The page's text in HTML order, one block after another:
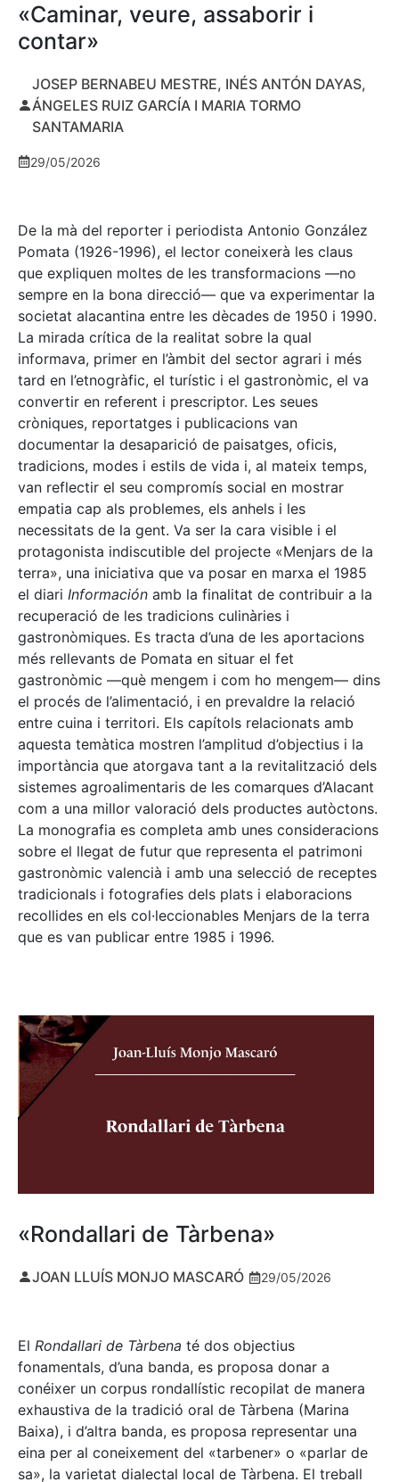
«Caminar, veure, assaborir i
contar»
JOSEP BERNABEU MESTRE, INÉS ANTÓN DAYAS,
ÁNGELES RUIZ GARCÍA I MARIA TORMO
SANTAMARIA
29/05/2026
De la mà del reporter i periodista Antonio González
Pomata (1926-1996), el lector coneixerà les claus
que expliquen moltes de les transformacions —no
sempre en la bona direcció— que va experimentar la
societat alacantina entre les dècades de 1950 i 1990.
La mirada crítica de la realitat sobre la qual
informava, primer en l’àmbit del sector agrari i més
tard en l’etnogràfic, el turístic i el gastronòmic, el va
convertir en referent i prescriptor. Les seues
cròniques, reportatges i publicacions van
documentar la desaparició de paisatges, oficis,
tradicions, modes i estils de vida i, al mateix temps,
van reflectir el seu compromís social en mostrar
empatia cap als problemes, els anhels i les
necessitats de la gent. Va ser la cara visible i el
protagonista indiscutible del projecte «Menjars de la
terra», una iniciativa que va posar en marxa el 1985
el diari Información amb la finalitat de contribuir a la
recuperació de les tradicions culinàries i
gastronòmiques. Es tracta d’una de les aportacions
més rellevants de Pomata en situar el fet
gastronòmic —què mengem i com ho mengem— dins
el procés de l’alimentació, i en prevaldre la relació
entre cuina i territori. Els capítols relacionats amb
aquesta temàtica mostren l’amplitud d’objectius i la
importància que atorgava tant a la revitalització dels
sistemes agroalimentaris de les comarques d’Alacant
com a una millor valoració dels productes autòctons.
La monografia es completa amb unes consideracions
sobre el llegat de futur que representa el patrimoni
gastronòmic valencià i amb una selecció de receptes
tradicionals i fotografies dels plats i elaboracions
recollides en els col·leccionables Menjars de la terra
que es van publicar entre 1985 i 1996.
«Rondallari de Tàrbena»
JOAN LLUÍS MONJO MASCARÓ 29/05/2026
El Rondallari de Tàrbena té dos objectius
fonamentals, d’una banda, es proposa donar a
conéixer un corpus rondallístic recopilat de manera
exhaustiva de la tradició oral de Tàrbena (Marina
Baixa), i d’altra banda, es proposa representar una
eina per al coneixement del «tarbener» o «parlar de
sa», la varietat dialectal local de Tàrbena. El treball